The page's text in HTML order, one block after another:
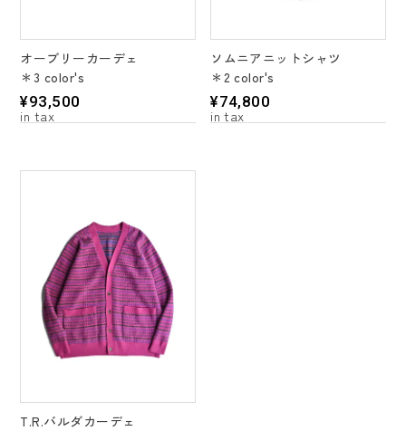
オーブリーカーデェ
＊3 color's
¥93,500
ソムニアニットシャツ
＊2 color's
¥74,800
T.R.バルダカーデェ